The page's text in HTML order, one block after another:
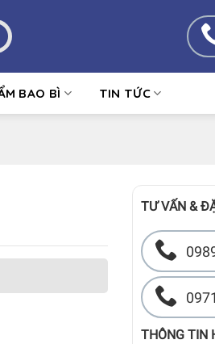
BAO BÌ TIN TỨC
TƯ VẤN &
THÔNG TIN